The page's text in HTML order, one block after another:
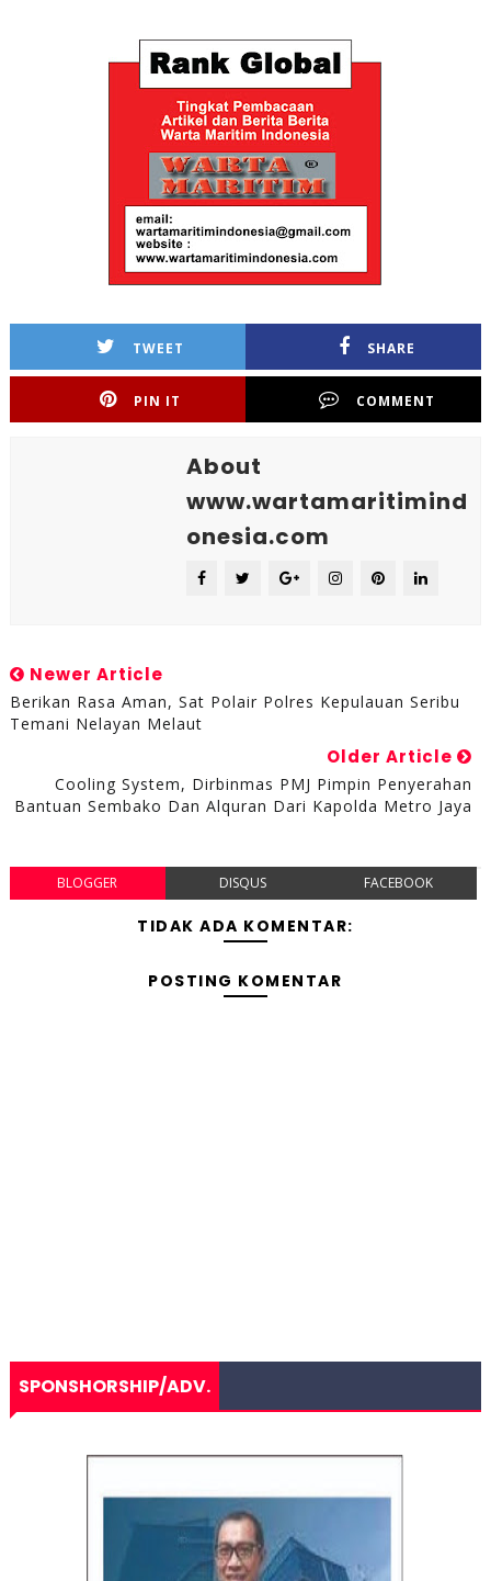
TWEET SHARE
PIN IT COMMENT
About
www.wartamaritimind
onesia.com
Newer Article
Berikan Rasa Aman, Sat Polair Polres Kepulauan Seribu
Temani Nelayan Melaut
Older Article
Cooling System, Dirbinmas PMJ Pimpin Penyerahan
Bantuan Sembako Dan Alquran Dari Kapolda Metro Jaya
BLOGGER DISQUS FACEBOOK
TIDAK ADA KOMENTAR:
POSTING KOMENTAR
SPONSHORSHIP/ADV.